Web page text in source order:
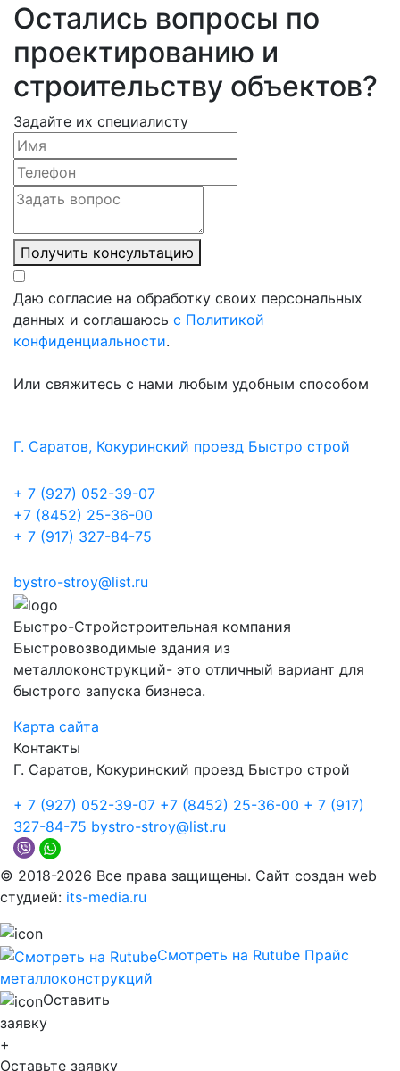
Остались вопросы по
проектированию и
строительству объектов?
Задайте их специалисту
Получить консультацию
Даю согласие на обработку своих персональных
данных и соглашаюсь с Политикой
конфиденциальности.
Или свяжитесь с нами любым удобным способом
Г. Саратов, Кокуринский проезд Быстро строй
+ 7 (927) 052-39-07
+7 (8452) 25-36-00
+ 7 (917) 327-84-75
bystro-stroy@list.ru
Быстро-Стройстроительная компания
Быстровозводимые здания из
металлоконструкций- это отличный вариант для
быстрого запуска бизнеса.
Карта сайта
Контакты
Г. Саратов, Кокуринский проезд Быстро строй
+ 7 (927) 052-39-07 +7 (8452) 25-36-00 + 7 (917)
327-84-75 bystro-stroy@list.ru
© 2018-2026 Все права защищены. Сайт создан web
студией: its-media.ru
Смотреть на Rutube Прайс
металло­конструкций
Оставить
заявку
+
Оставьте заявку